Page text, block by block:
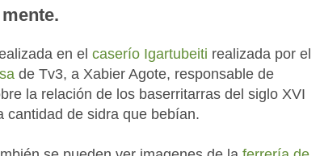
en el caserío Igartubeiti realizada por el
de Tv3, a Xabier Agote, responsable de
la relación de los baserritarras del siglo XVI
cantidad de sidra que bebían.